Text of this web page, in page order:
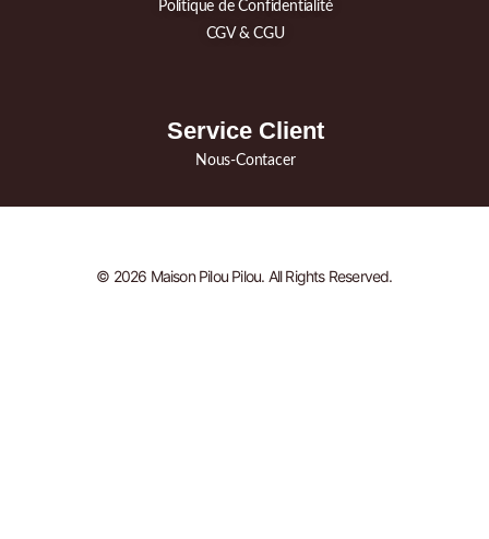
Politique de Confidentialité
CGV & CGU
Service Client
Nous-Contacer
© 2026 Maison Pilou Pilou. All Rights Reserved.